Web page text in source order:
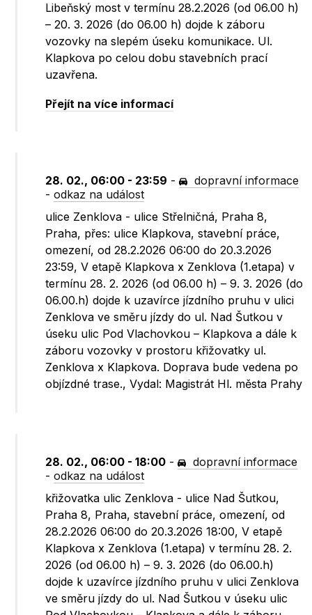
Libeňský most v termínu 28.2.2026 (od 06.00 h)
– 20. 3. 2026 (do 06.00 h) dojde k záboru
vozovky na slepém úseku komunikace. Ul.
Klapkova po celou dobu stavebních prací
uzavřena.
Přejít na více informací
28. 02., 06:00 - 23:59 -
dopravní informace
-odkaz na událost
ulice Zenklova - ulice Střelničná, Praha 8,
Praha, přes: ulice Klapkova, stavební práce,
omezení, od 28.2.2026 06:00 do 20.3.2026
23:59, V etapě Klapkova x Zenklova (1.etapa) v
termínu 28. 2. 2026 (od 06.00 h) – 9. 3. 2026 (do
06.00.h) dojde k uzavírce jízdního pruhu v ulici
Zenklova ve směru jízdy do ul. Nad Šutkou v
úseku ulic Pod Vlachovkou – Klapkova a dále k
záboru vozovky v prostoru křižovatky ul.
Zenklova x Klapkova. Doprava bude vedena po
objízdné trase., Vydal: Magistrát Hl. města Prahy
28. 02., 06:00 - 18:00 -
dopravní informace
-odkaz na událost
křižovatka ulic Zenklova - ulice Nad Šutkou,
Praha 8, Praha, stavební práce, omezení, od
28.2.2026 06:00 do 20.3.2026 18:00, V etapě
Klapkova x Zenklova (1.etapa) v termínu 28. 2.
2026 (od 06.00 h) – 9. 3. 2026 (do 06.00.h)
dojde k uzavírce jízdního pruhu v ulici Zenklova
ve směru jízdy do ul. Nad Šutkou v úseku ulic